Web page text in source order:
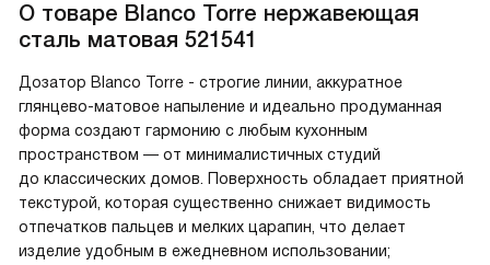
О товаре Blanco Torre нержавеющая
сталь матовая 521541
Дозатор Blanco Torre - строгие линии, аккуратное
глянцево-матовое напыление и идеально продуманная
форма создают гармонию с любым кухонным
пространством — от минималистичных студий
до классических домов. Поверхность обладает приятной
текстурой, которая существенно снижает видимость
отпечатков пальцев и мелких царапин, что делает
изделие удобным в ежедневном использовании;